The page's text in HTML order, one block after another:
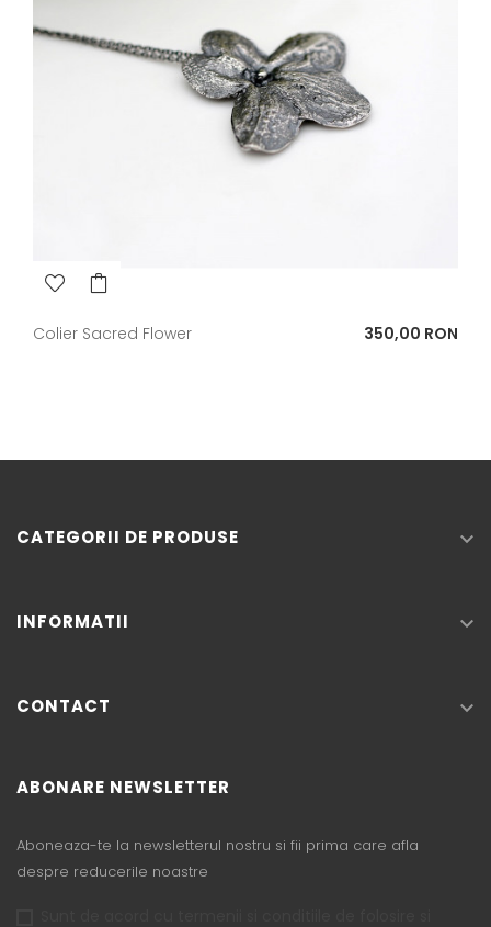
Colier Sacred Flower Pret
350,00 RON
CATEGORII DE PRODUSE 
INFORMATII 
CONTACT 
ABONARE NEWSLETTER
Aboneaza-te la newsletterul nostru si fii prima care afla
despre reducerile noastre